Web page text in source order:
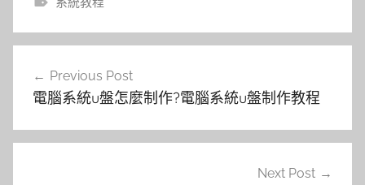
覽
Previous Post
電腦系統u盤怎麼制作?電腦系統u盤制作教程
Next Post